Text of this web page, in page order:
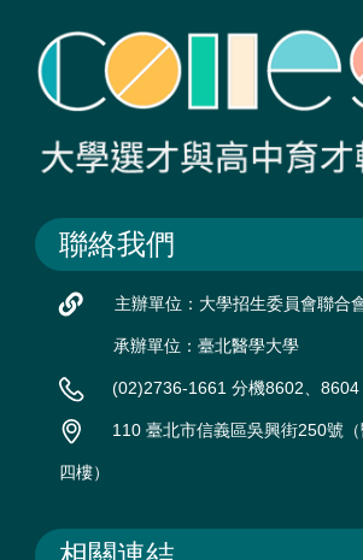
聯絡我們
主辦單位：大學招生委員會聯合
承辦單位：臺北醫學大學
(02)2736-1661 分機8602、8604
110 臺北市信義區吳興街250號
四樓）